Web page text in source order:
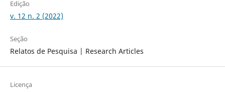
Edição
v. 12 n. 2 (2022)
Seção
Relatos de Pesquisa | Research Articles
Licença